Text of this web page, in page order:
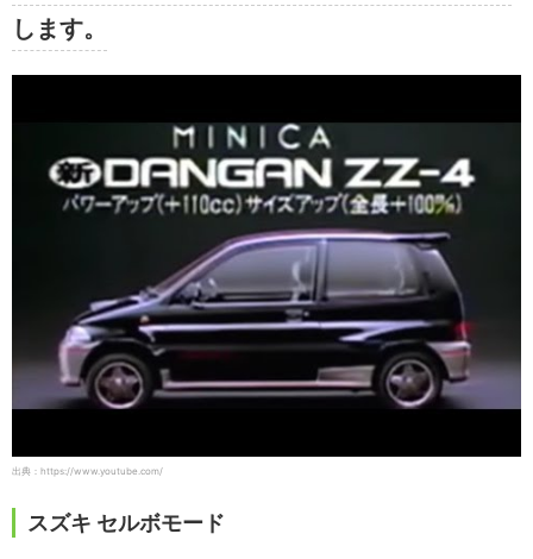
します。
出典：https://www.youtube.com/
スズキ セルボモード